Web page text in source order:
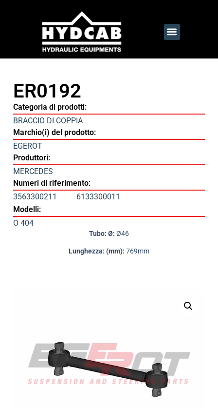
ER0192
Categoria di prodotti:
BRACCIO DI COPPIA
Marchio(i) del prodotto:
EGEROT
Produttori:
MERCEDES
Numeri di riferimento:
3563300211
6133300011
Modelli:
O 404
Tubo: Ø: Ø46
Lunghezza: (mm): 769mm